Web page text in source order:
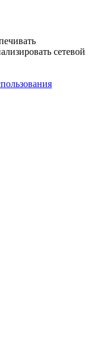
сетевой